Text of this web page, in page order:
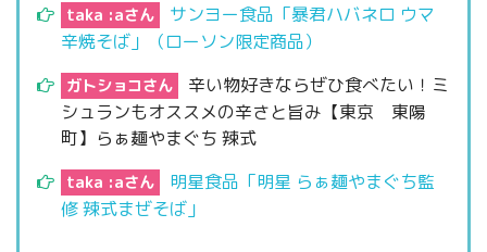
taka :aさん
サンヨー食品「暴君ハバネロ ウマ
辛焼そば」（ローソン限定商品）
ガトショコさん
辛い物好きならぜひ食べたい！ミ
シュランもオススメの辛さと旨み【東京 東陽
町】らぁ麺やまぐち 辣式
taka :aさん
明星食品「明星 らぁ麺やまぐち監
修 辣式まぜそば」